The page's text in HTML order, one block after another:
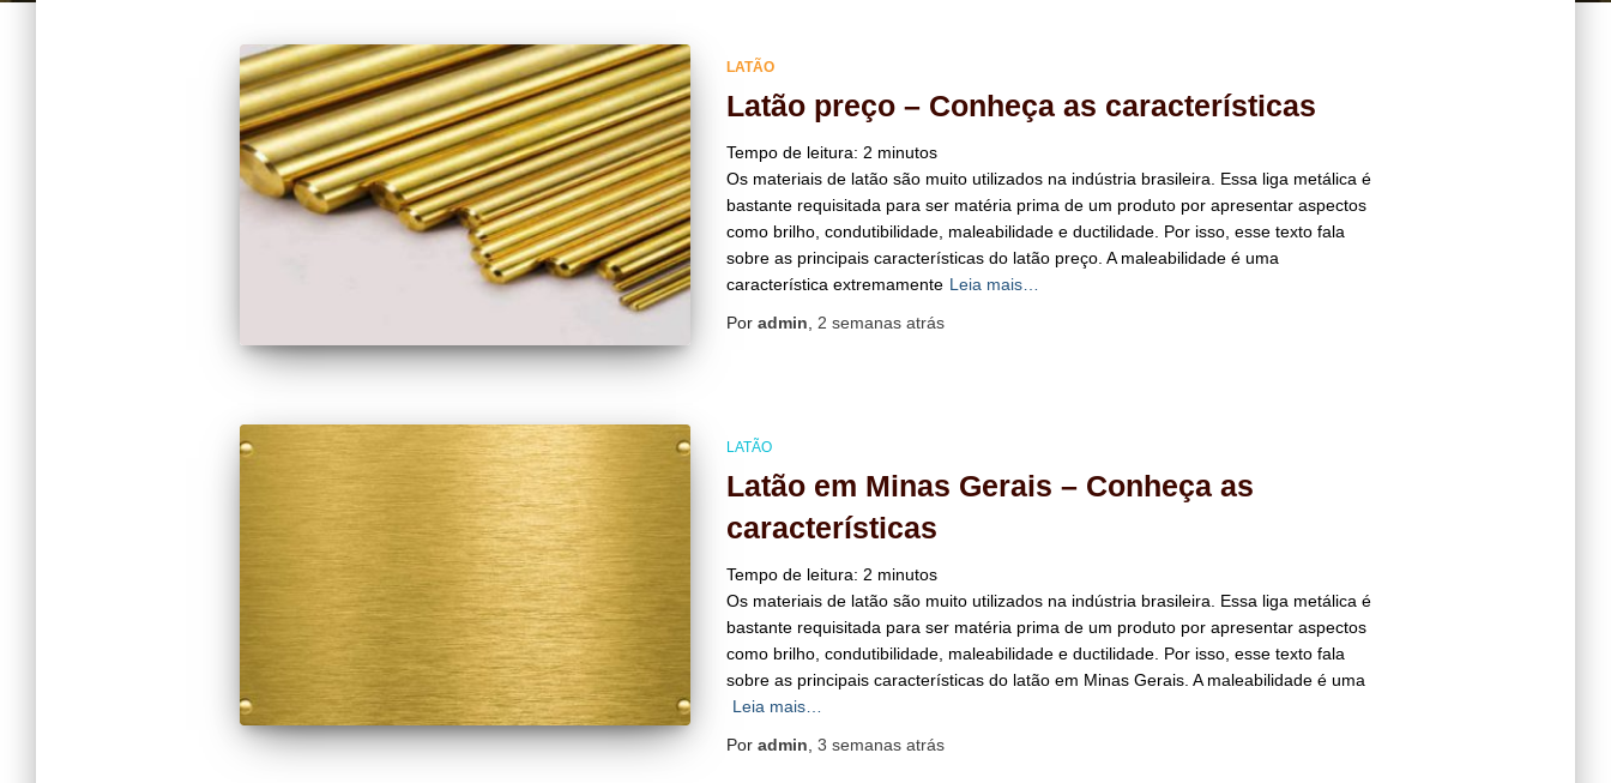
LATÃO
Latão preço – Conheça as características
Tempo de leitura: 2 minutos
Os materiais de latão são muito utilizados na indústria brasileira. Essa liga metálica é
bastante requisitada para ser matéria prima de um produto por apresentar aspectos
como brilho, condutibilidade, maleabilidade e ductilidade. Por isso, esse texto fala
sobre as principais características do latão preço. A maleabilidade é uma
característica extremamente Leia mais…
Por admin 2 semanasatrás
LATÃO
Latão em Minas Gerais – Conheça as
características
Tempo de leitura: 2 minutos
Os materiais de latão são muito utilizados na indústria brasileira. Essa liga metálica é
bastante requisitada para ser matéria prima de um produto por apresentar aspectos
como brilho, condutibilidade, maleabilidade e ductilidade. Por isso, esse texto fala
sobre as principais características do latão em Minas Gerais. A maleabilidade é uma
Leia mais…
Por admin 3 semanasatrás